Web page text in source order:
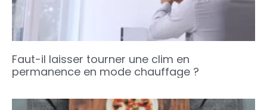
Faut-il laisser tourner une clim en
permanence en mode chauffage ?